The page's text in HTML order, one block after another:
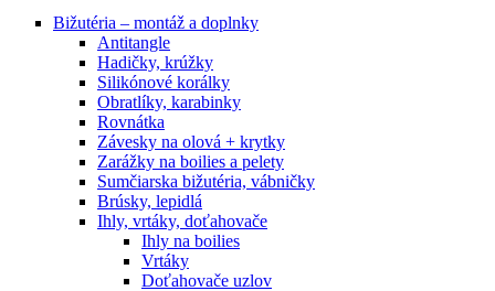
Bižutéria – montáž a doplnky
Antitangle
Hadičky, krúžky
Silikónové korálky
Obratlíky, karabinky
Rovnátka
Závesky na olová + krytky
Zarážky na boilies a pelety
Sumčiarska bižutéria, vábničky
Brúsky, lepidlá
Ihly, vrtáky, doťahovače
Ihly na boilies
Vrtáky
Doťahovače uzlov